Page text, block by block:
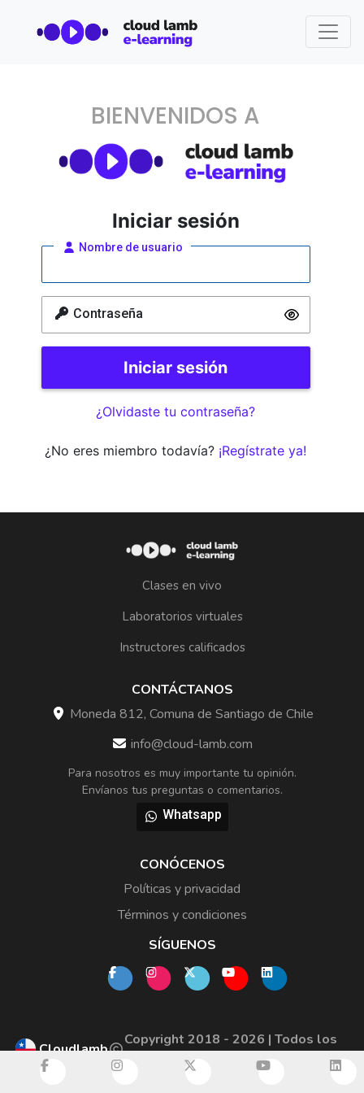
BIENVENIDOS A
Iniciar sesión
Nombre de usuario
Contraseña
¿Olvidaste tu contraseña?
¿No eres miembro todavía? ¡Regístrate ya!
Clases en vivo
Laboratorios virtuales
Instructores calificados
CONTÁCTANOS
Moneda 812, Comuna de Santiago de Chile
info@cloud-lamb.com
Para nosotros es muy importante tu opinión.
Envíanos tus preguntas o comentarios.
Whatsapp
CONÓCENOS
Políticas y privacidad
Términos y condiciones
SÍGUENOS
Cloudlamb
Copyright 2018 - 2026 | Todos los
derechos reservados.